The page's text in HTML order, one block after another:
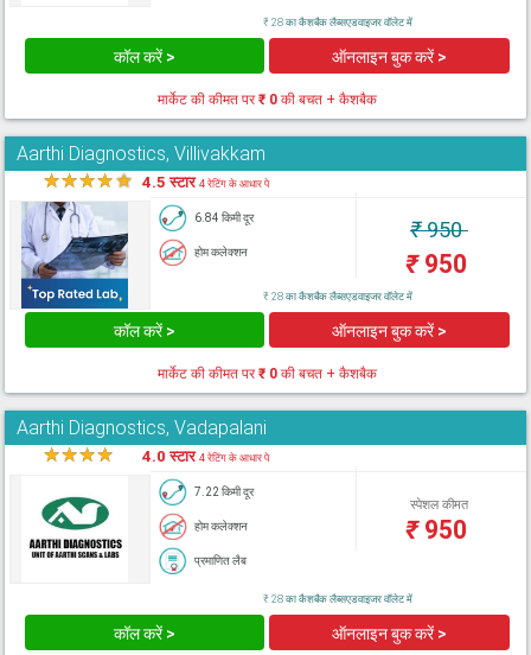
₹ 28 का कैशबैक लैब्सएडवाइजर वॉलेट में
कॉल करें > ऑनलाइन बुक करें >
मार्केट की कीमत पर₹ 0की बचत + कैशबैक
Aarthi Diagnostics, Villivakkam
★★★★★ 4.5 स्टार4 रेटिंग के आधार पे
6.84 किमी दूर
होम कलेक्शन
₹950
₹950
₹ 28 का कैशबैक लैब्सएडवाइजर वॉलेट में
कॉल करें > ऑनलाइन बुक करें >
मार्केट की कीमत पर₹ 0की बचत + कैशबैक
Aarthi Diagnostics, Vadapalani
★★★★ 4.0 स्टार4 रेटिंग के आधार पे
7.22 किमी दूर
होम कलेक्शन
प्रमाणित लैब
स्पेशल कीमत
₹950
₹ 28 का कैशबैक लैब्सएडवाइजर वॉलेट में
कॉल करें > ऑनलाइन बुक करें >